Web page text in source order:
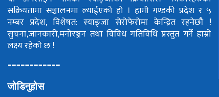
सक्रियतामा सञ्चालनमा ल्याईएको हो । हामी गण्डकी प्रदेश र ५
नम्बर प्रदेश, विशेषत: स्याङ्जा सेरोफेरोमा केन्द्रित रहनेछौ !
सुचना,जानकारी,मनोरञ्जन तथा विविध गतिविधि प्रस्तुत गर्ने हाम्रो
लक्ष्य रहेको छ !
============
जोडिनुहोस